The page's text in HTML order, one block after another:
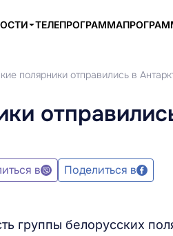
ТЕЛЕПРОГРАММА
полярники отправились в
в Поделиться в
группы белорусских